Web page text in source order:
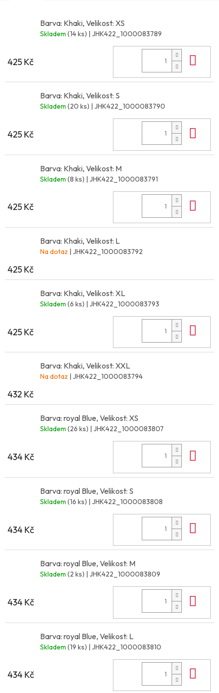
Barva: Khaki, Velikost: XS
Skladem (14 ks) | JHK422_1000083789
425 Kč
Barva: Khaki, Velikost: S
Skladem (20 ks) | JHK422_1000083790
425 Kč
Barva: Khaki, Velikost: M
Skladem (8 ks) | JHK422_1000083791
425 Kč
Barva: Khaki, Velikost: L
Na dotaz | JHK422_1000083792
425 Kč
Barva: Khaki, Velikost: XL
Skladem (6 ks) | JHK422_1000083793
425 Kč
Barva: Khaki, Velikost: XXL
Na dotaz | JHK422_1000083794
432 Kč
Barva: royal Blue, Velikost: XS
Skladem (26 ks) | JHK422_1000083807
434 Kč
Barva: royal Blue, Velikost: S
Skladem (16 ks) | JHK422_1000083808
434 Kč
Barva: royal Blue, Velikost: M
Skladem (2 ks) | JHK422_1000083809
434 Kč
Barva: royal Blue, Velikost: L
Skladem (19 ks) | JHK422_1000083810
434 Kč